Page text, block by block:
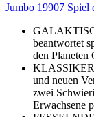
Jumbo 19907 Spiel
beantwortet
den Planeten
und neuen
zwei
Erwachsene